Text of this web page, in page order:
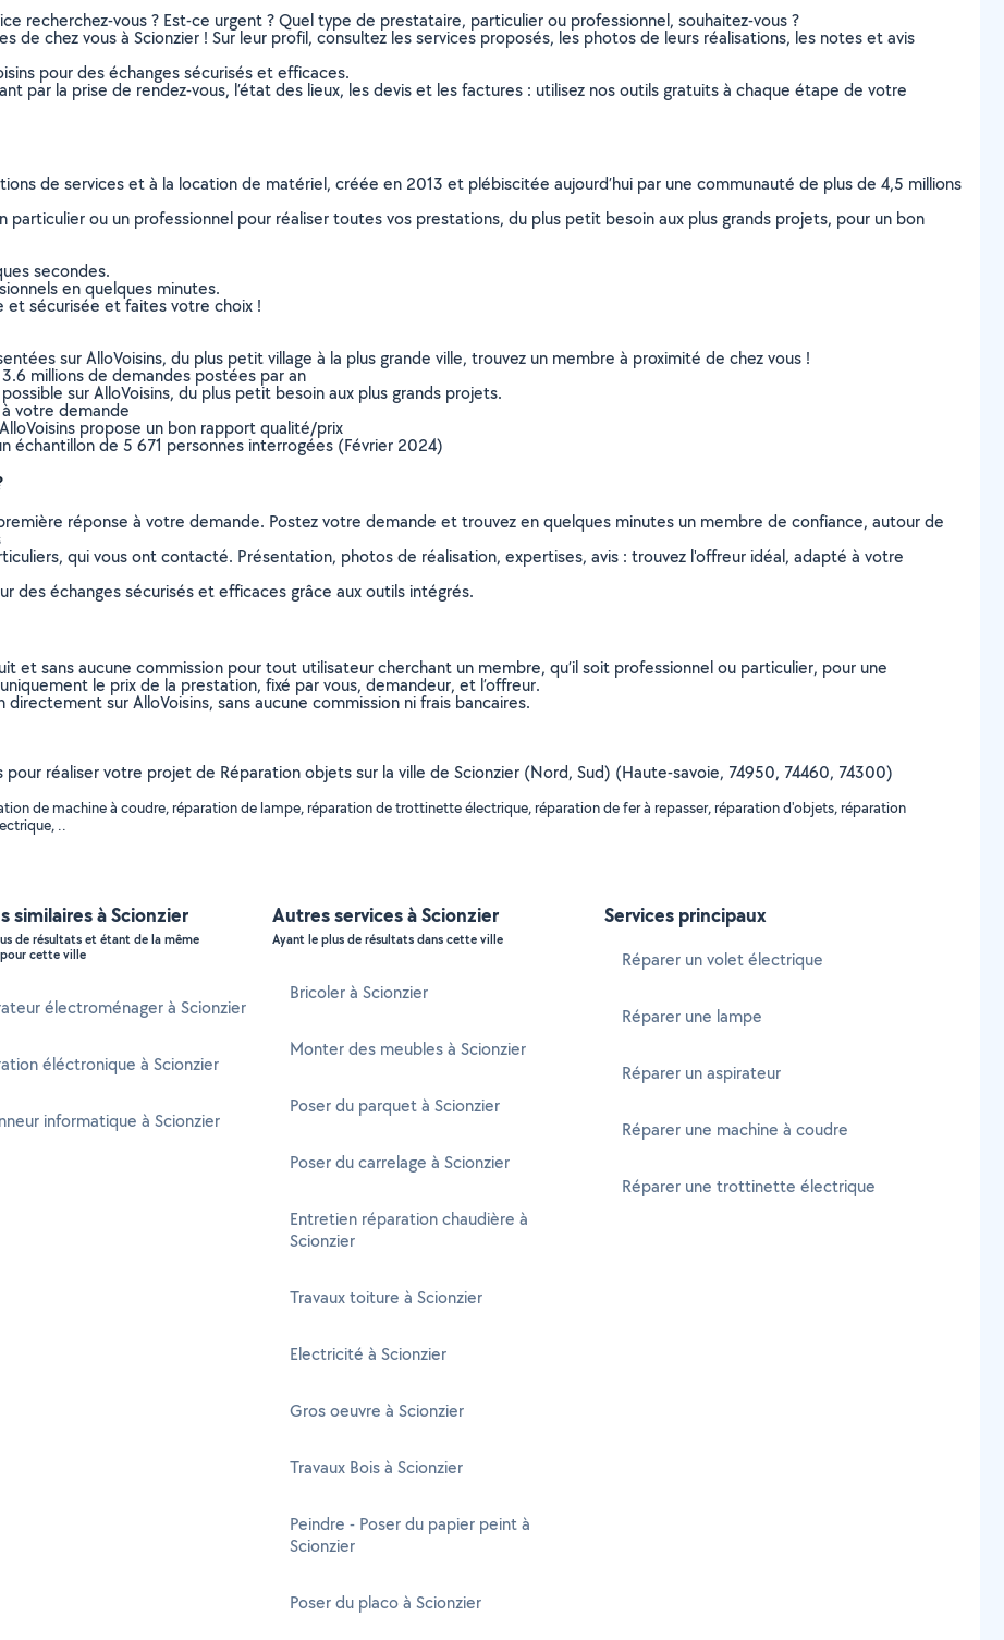
recherchez-vous ? Est-ce urgent ? Quel type de prestataire, particulier ou professionnel, souhaitez-vous ?
de chez vous à Scionzier ! Sur leur profil, consultez les services proposés, les photos de leurs réalisations, les notes et avis
pour des échanges sécurisés et efficaces.
par la prise de rendez-vous, l’état des lieux, les devis et les factures : utilisez nos outils gratuits à chaque étape de votre
de services et à la location de matériel, créée en 2013 et plébiscitée aujourd’hui par une communauté de plus de 4,5 millions
ou un professionnel pour réaliser toutes vos prestations, du plus petit besoin aux plus grands projets, pour un bon
secondes.
en quelques minutes.
et sécurisée et faites votre choix !
sur AlloVoisins, du plus petit village à la plus grande ville, trouvez un membre à proximité de chez vous !
millions de demandes postées par an
sur AlloVoisins, du plus petit besoin aux plus grands projets.
votre demande
propose un bon rapport qualité/prix
échantillon de 5 671 personnes interrogées (Février 2024)
réponse à votre demande. Postez votre demande et trouvez en quelques minutes un membre de confiance, autour de
qui vous ont contacté. Présentation, photos de réalisation, expertises, avis : trouvez l'offreur idéal, adapté à votre
des échanges sécurisés et efficaces grâce aux outils intégrés.
et sans aucune commission pour tout utilisateur cherchant un membre, qu’il soit professionnel ou particulier, pour une
le prix de la prestation, fixé par vous, demandeur, et l’offreur.
sur AlloVoisins, sans aucune commission ni frais bancaires.
réaliser votre projet de Réparation objets sur la ville de Scionzier (Nord, Sud) (Haute-savoie, 74950, 74460, 74300)
de machine à coudre, réparation de lampe, réparation de trottinette électrique, réparation de fer à repasser, réparation d'objets, réparation
..
similaires à Scionzier
de résultats et étant de la même
cette ville
électroménager à Scionzier
éléctronique à Scionzier
informatique à Scionzier
Autres services à Scionzier
Ayant le plus de résultats dans cette ville
Bricoler à Scionzier
Monter des meubles à Scionzier
Poser du parquet à Scionzier
Poser du carrelage à Scionzier
Entretien réparation chaudière à
Scionzier
Travaux toiture à Scionzier
Electricité à Scionzier
Gros oeuvre à Scionzier
Travaux Bois à Scionzier
Peindre - Poser du papier peint à
Scionzier
Poser du placo à Scionzier
Services principaux
Réparer un volet électrique
Réparer une lampe
Réparer un aspirateur
Réparer une machine à coudre
Réparer une trottinette électrique